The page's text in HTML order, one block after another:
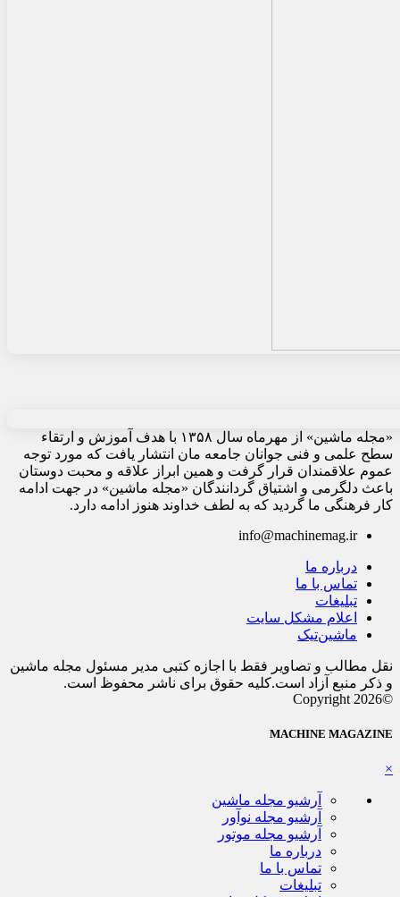
«مجله ماشین» از مهرماه سال ۱۳۵۸ با هدف آموزش و ارتقاء
سطح علمی و فنی جوانان جامعه مان انتشار یافت که مورد توجه
عموم علاقمندان قرار گرفت و همین ابراز علاقه و محبت دوستان
باعث دلگرمی و اشتیاق گردانندگان «مجله ماشین» در جهت ادامه
کار فرهنگی ما گردید که به لطف خداوند هنوز ادامه دارد.
info@machinemag.ir
درباره ما
تماس با ما
تبلیغات
اعلام مشکل سایت
ماشین‌تیک
نقل مطالب و تصاویر فقط با اجازه کتبی مدیر مسئول مجله ماشین
و ذکر منبع آزاد است.کلیه حقوق برای ناشر محفوظ است.
©Copyright 2026
MACHINE MAGAZINE
×
آرشیو مجله ماشین
آرشیو مجله نوآور
آرشیو مجله موتور
درباره ما
تماس با ما
تبلیغات